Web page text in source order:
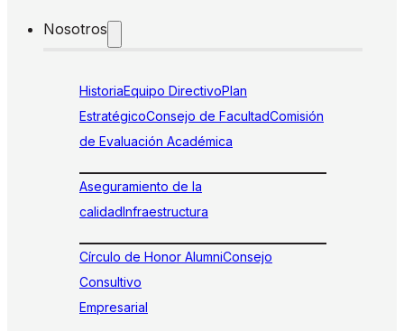
Nosotros
HistoriaEquipo DirectivoPlan
EstratégicoConsejo de FacultadComisión
de Evaluación Académica
Aseguramiento de la
calidadInfraestructura
Círculo de Honor AlumniConsejo
Consultivo
Empresarial